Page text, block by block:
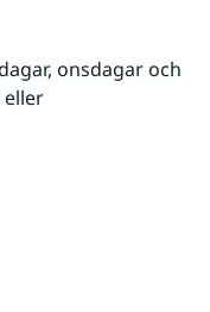
onsdagar och
eller